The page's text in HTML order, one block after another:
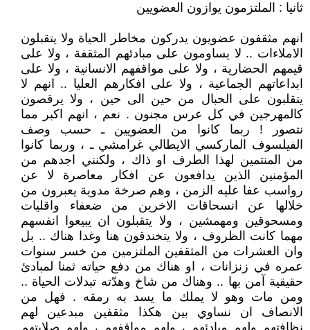
ثانيا : الملتزمون يوازون العضويين
انهم مثقفون عضويون يدركون مخاطر الحياة ولا يتقبلون
الاملاءات .. لا يساومون على مبادئهم المثقفة ، ولا على
قيمهم الحضارية ، ولا على مواقفهم الانسانية ، ولا على
ابداعاتهم الجماعية ، ولا على افكارهم العليا .. انهم لا
يتقلبون على الحبال من حين الى حين ، ولا يرقصون
كالمهرجين في كل عرس مجنون . نعم ، انهم اكبر مما
نتصور ! ربما كانوا من العضويين ـ حسب وصف
الفيلسوف الماركسي الايطالي غرامشي ـ ، وربما كانوا
من المنتمين لهذا الطرف او ذاك ، ولكنني اجدهم من
المؤمنين الذين يدافعون عن افكار معاصرة لا عن
رواسب عفا عليه الزمن ، وهم صرخة مدوية يعبرون من
خلالها عن انسحاقات الاخرين من ضعفاء واقليات
ومسحوقين ومهمشين ، ولا يتقبلون ان يبيعوا انفسهم
مهما كانت الظروف ، ولا يتخندقون هنا وغدا هناك .. بل
وان العشرات من المثقفين الملتزمين من خسر سنوات
عمره في زنزانات ، او هناك من دفع حياته ثمنا لمبادئ
حقيقية آمن بها .. وهناك من شاخ وهدّته تبدلات الحياة ..
ومن مات وهو لا يملك ما يسد به رمقه . فهل من
الانصاف ان نساوي بين هكذا مثقفين مبدعين لهم